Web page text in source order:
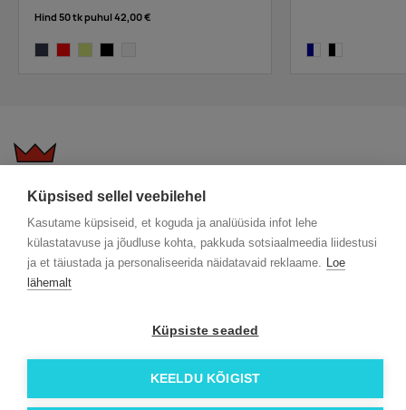
Küpsised sellel veebilehel
Kasutame küpsiseid, et koguda ja analüüsida infot lehe
külastatavuse ja jõudluse kohta, pakkuda sotsiaalmeedia liidestusi
ja et täiustada ja personaliseerida näidatavaid reklaame. Loe
lähemalt
Küpsiste seaded
KEELDU KÕIGIST
Hind 50 tk puhul42,00 €
Trükitehnikad
Meist lähemalt
ÖKO reklaamkingitused
Meeskond
Kontakt
Facebook
© 2026 Roi OÜ | Kõik õigused on kaitstud.